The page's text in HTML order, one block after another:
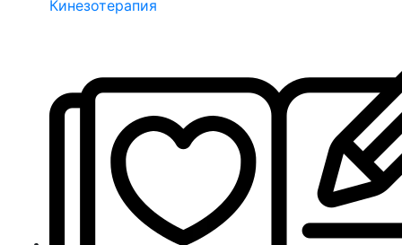
Кинезотерапия